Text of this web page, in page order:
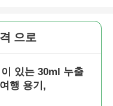
으로
있는 30ml 누출
행 용기,